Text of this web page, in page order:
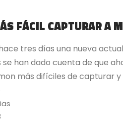
FÁCIL CAPTURAR A
tres días una nueva
se han dado cuenta de que
más difíciles de capturar